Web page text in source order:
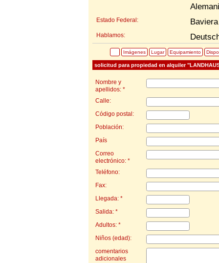
Estado Federal: Baviera
Hablamos:
Imágenes Lugar Equipamiento
solicitud para propiedad en alquiler
Nombre y
apellidos: *
Calle:
Código postal:
Población:
País
Correo
electrónico: *
Teléfono:
Fax:
Llegada: *
Salida: *
Adultos: *
Niños (edad):
comentarios
adicionales